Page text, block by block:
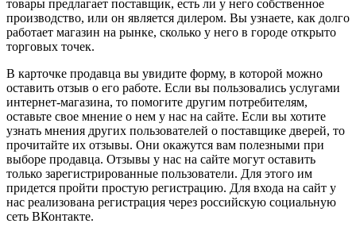
товары предлагает поставщик, есть ли у него собственное
производство, или он является дилером. Вы узнаете, как долго
работает магазин на рынке, сколько у него в городе открыто
торговых точек.
В карточке продавца вы увидите форму, в которой можно
оставить отзыв о его работе. Если вы пользовались услугами
интернет-магазина, то помогите другим потребителям,
оставьте свое мнение о нем у нас на сайте. Если вы хотите
узнать мнения других пользователей о поставщике дверей, то
прочитайте их отзывы. Они окажутся вам полезными при
выборе продавца. Отзывы у нас на сайте могут оставить
только зарегистрированные пользователи. Для этого им
придется пройти простую регистрацию. Для входа на сайт у
нас реализована регистрация через российскую социальную
сеть ВКонтакте.